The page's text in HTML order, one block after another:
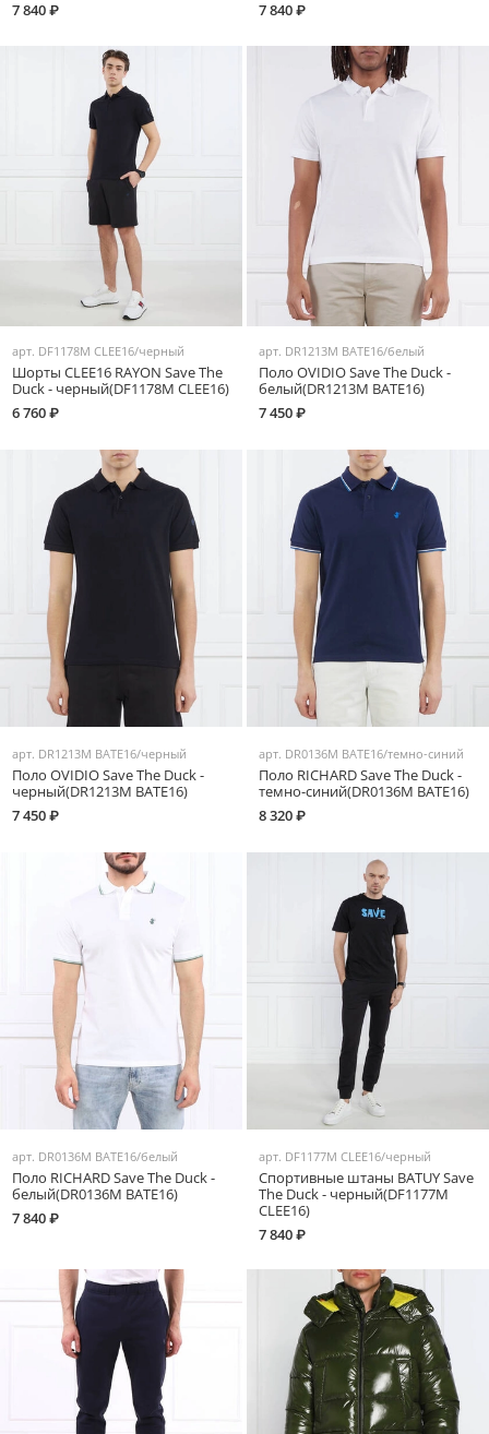
7 840 ₽
7 840 ₽
арт. DF1178M CLEE16/черный
Шорты CLEE16 RAYON Save The
Duck - черный(DF1178M CLEE16)
6 760 ₽
арт. DR1213M BATE16/белый
Поло OVIDIO Save The Duck -
белый(DR1213M BATE16)
7 450 ₽
арт. DR1213M BATE16/черный
Поло OVIDIO Save The Duck -
черный(DR1213M BATE16)
7 450 ₽
арт. DR0136M BATE16/темно-синий
Поло RICHARD Save The Duck -
темно-синий(DR0136M BATE16)
8 320 ₽
арт. DR0136M BATE16/белый
Поло RICHARD Save The Duck -
белый(DR0136M BATE16)
7 840 ₽
арт. DF1177M CLEE16/черный
Спортивные штаны BATUY Save
The Duck - черный(DF1177M
CLEE16)
7 840 ₽